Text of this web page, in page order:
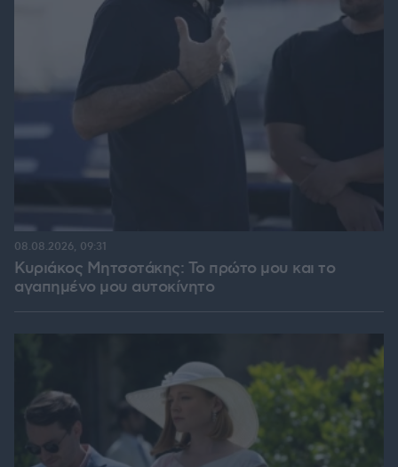
Κυριάκος Μητσοτάκης: Το πρώτο μου και το
αγαπημένο μου αυτοκίνητο
08.08.2026, 09:31